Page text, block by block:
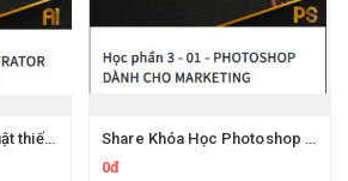
Share Khóa Học Kĩ thuật thiết kế cho quảng cáo với illustrator thầy Việt Fedu
Share Khóa Học Photoshop Dành Cho Marketing của thầy Việt Fedu
0đ